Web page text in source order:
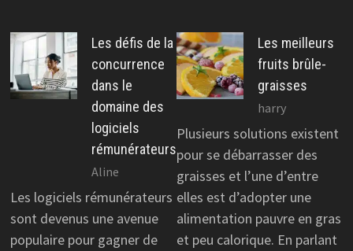
Les défis de la
concurrence
dans le
domaine des
logiciels
rémunérateurs
Aline
Les logiciels rémunérateurs
sont devenus une avenue
populaire pour gagner de
Les meilleurs
fruits brûle-
graisses
harry
Plusieurs solutions existent
pour se débarrasser des
graisses et l’une d’entre
elles est d’adopter une
alimentation pauvre en gras
et peu calorique. En parlant